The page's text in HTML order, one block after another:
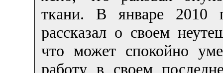
ткани. В январе 2010
рассказал о своем
что может спокойно
работу в своем